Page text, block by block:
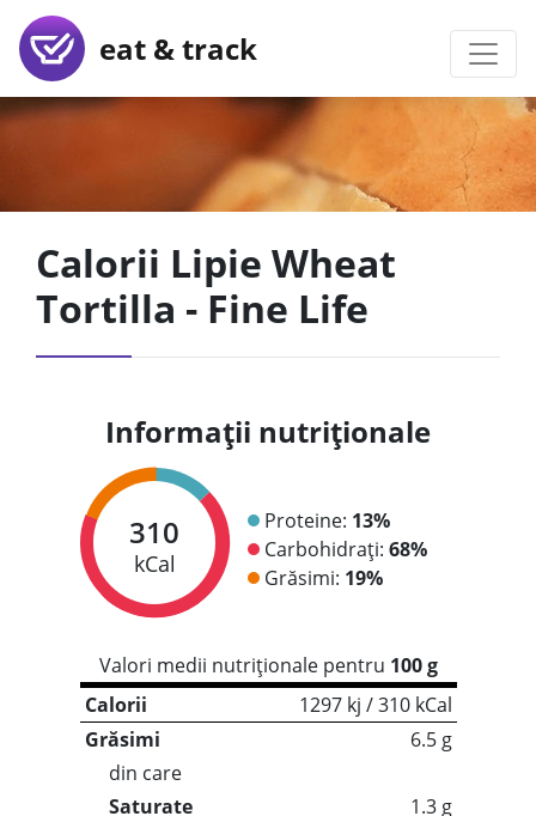
eat & track
Calorii Lipie Wheat
Tortilla - Fine Life
Informații nutriționale
310
kCal
Proteine: 13%
Carbohidrați: 68%
Grăsimi: 19%
Valori medii nutriționale pentru 100 g
Calorii
1297 kj / 310 kCal
Grăsimi
6.5 g
din care
Saturate
1.3 g